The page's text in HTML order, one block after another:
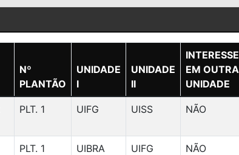
Nº
PLANTÃO
UNIDADE
I
UNIDADE
II
INTERESSE
EM OUTRA
UNIDADE
PLT. 1 UIFG UISS NÃO
PLT. 1 UIBRA UIFG NÃO